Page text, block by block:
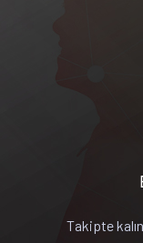
Takipte